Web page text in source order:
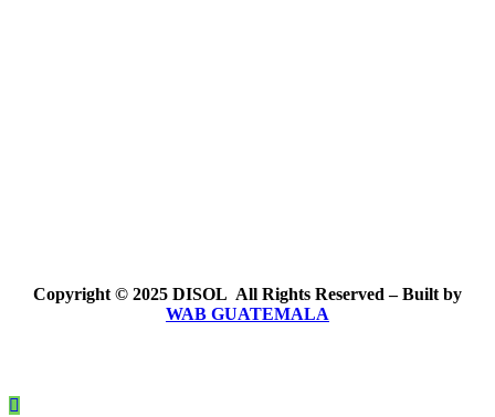
Copyright © 2025 DISOL All Rights Reserved – Built by
WAB GUATEMALA